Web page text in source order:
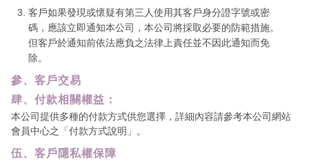
客戶如果發現或懷疑有第三人使用其客戶身分證字號或密
碼，應該立即通知本公司，本公司將採取必要的防範措施。
但客戶於通知前依法應負之法律上責任並不因此通知而免
除。
參、客戶交易
肆、付款相關權益：
本公司提供多種的付款方式供您選擇，詳細內容請參考本公司網站
會員中心之「付款方式說明」。
伍、客戶隱私權保障